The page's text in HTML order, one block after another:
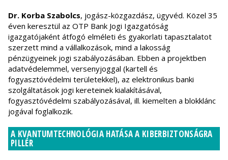
Dr. Korba Szabolcs, jogász-közgazdász, ügyvéd. Közel 35
éven keresztül az OTP Bank Jogi Igazgatóság
igazgatójaként átfogó elméleti és gyakorlati tapasztalatot
szerzett mind a vállalkozások, mind a lakosság
pénzügyeinek jogi szabályozásában. Ebben a projektben
adatvédelemmel, versenyjoggal (kartell és
fogyasztóvédelmi területekkel), az elektronikus banki
szolgáltatások jogi kereteinek kialakításával,
fogyasztóvédelmi szabályozásával, ill. kiemelten a blokklánc
jogával foglalkozik.
A KVANTUMTECHNOLÓGIA HATÁSA A KIBERBIZTONSÁGRA
PILLÉR